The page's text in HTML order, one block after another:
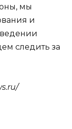
мы
и
следить за